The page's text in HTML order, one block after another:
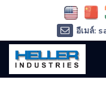
อีเมล์:
อีเมล์:
โทรศัพท์ :